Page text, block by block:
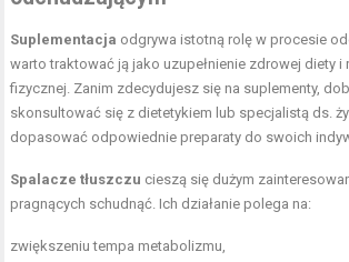
Suplementacja odgrywa istotną rolę w procesie
warto traktować ją jako uzupełnienie zdrowej diety i
fizycznej. Zanim zdecydujesz się na suplementy,
skonsultować się z dietetykiem lub specjalistą ds.
dopasować odpowiednie preparaty do swoich
Spalacze tłuszczu cieszą się dużym
pragnących schudnąć. Ich działanie polega na:
zwiększeniu tempa metabolizmu,